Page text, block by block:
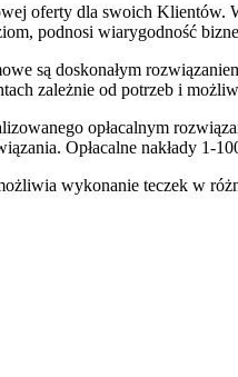
oferty dla swoich
podnosi wiarygodność
są doskonałym
zależnie od potrzeb i
opłacalnym
Opłacalne nakłady 1-
wykonanie teczek w